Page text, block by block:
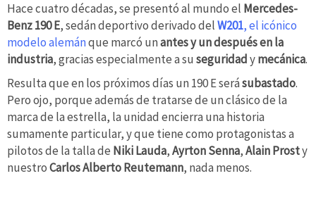
Hace cuatro décadas, se presentó al mundo el Mercedes-
Benz190 E, sedán deportivo derivado delW201, el icónico
modelo alemánque marcó unantes y un después en la
industria, gracias especialmente a su seguridadymecánica.
Resulta que en los próximos días un 190 E serásubastado.
Pero ojo, porque además de tratarse de un clásico de la
marca de la estrella, la unidad encierra una historia
sumamente particular, y que tiene como protagonistas a
pilotos de la talla de Niki Lauda,Ayrton Senna,Alain Prosty
nuestroCarlos Alberto Reutemann, nada menos.